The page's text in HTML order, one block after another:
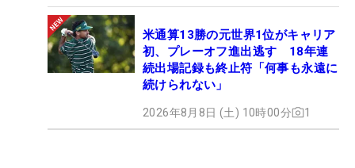
米通算13勝の元世界1位がキャリア
初、プレーオフ進出逃す 18年連
続出場記録も終止符「何事も永遠に
続けられない」
2026年8月8日 (土) 10時00分 1